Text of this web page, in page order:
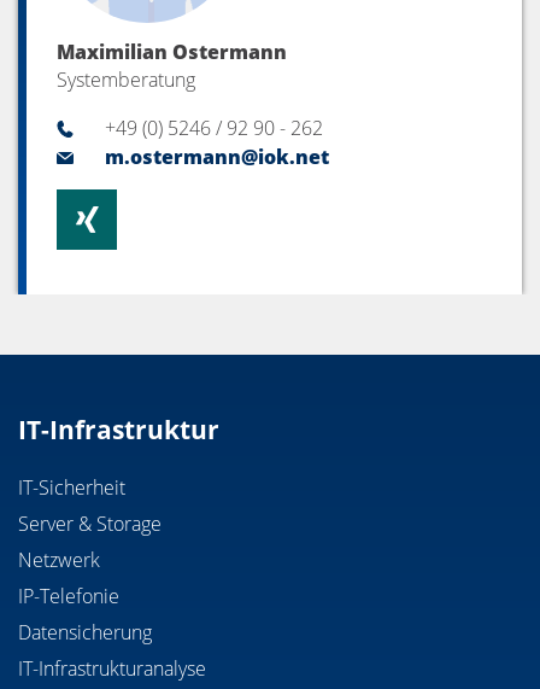
Maximilian Ostermann
Systemberatung
+49 (0) 5246 / 92 90 - 262
m.ostermann@iok.net
IT-Infrastruktur
IT-Sicherheit
Server & Storage
Netzwerk
IP-Telefonie
Datensicherung
IT-Infrastrukturanalyse